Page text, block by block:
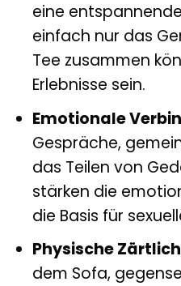
eine
einfach nur das
Tee zusammen
Erlebnisse sein.
Emotionale
Gespräche,
das Teilen von
stärken die
die Basis für
Physische
dem Sofa,